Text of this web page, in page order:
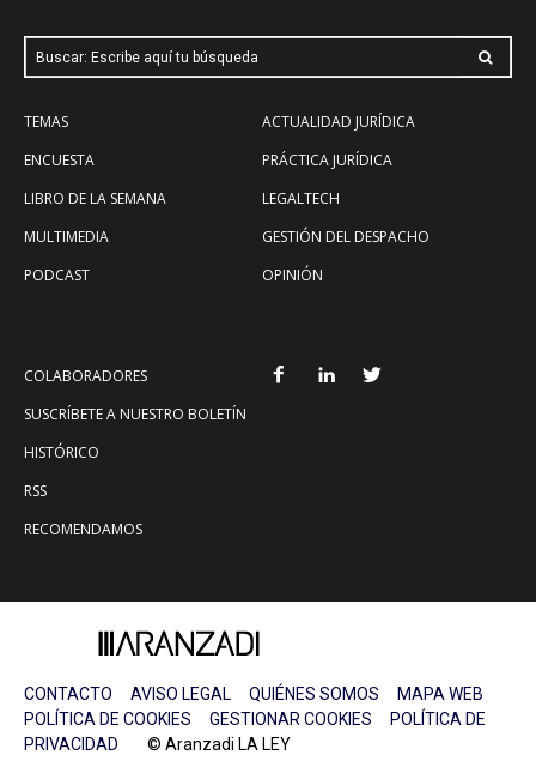
Buscar: Escribe aquí tu búsqueda
TEMAS
ENCUESTA
LIBRO DE LA SEMANA
MULTIMEDIA
PODCAST
ACTUALIDAD JURÍDICA
PRÁCTICA JURÍDICA
LEGALTECH
GESTIÓN DEL DESPACHO
OPINIÓN
COLABORADORES
SUSCRÍBETE A NUESTRO BOLETÍN
HISTÓRICO
RSS
RECOMENDAMOS
CONTACTO AVISO LEGAL QUIÉNES SOMOS
MAPA WEB
POLÍTICA DE COOKIES
GESTIONAR COOKIES
POLÍTICA DE
PRIVACIDAD © Aranzadi LA LEY